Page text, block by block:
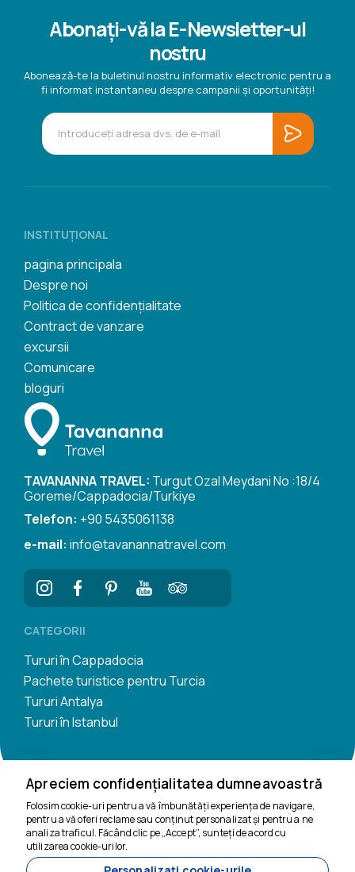
Abonați-vă la E-Newsletter-ul
nostru
Abonează-te la buletinul nostru informativ electronic pentru a
fi informat instantaneu despre campanii și oportunități!
INSTITUŢIONAL
pagina principala
Despre noi
Politica de confidențialitate
Contract de vanzare
excursii
Comunicare
bloguri
TAVANANNA TRAVEL: Turgut Ozal Meydani No :18/4
Goreme/Cappadocia/Turkiye
Telefon: +90 5435061138
e-mail: info@tavanannatravel.com
CATEGORII
Tururi în Cappadocia
Pachete turistice pentru Turcia
Tururi Antalya
Tururi în Istanbul
Apreciem confidențialitatea dumneavoastră
Folosim cookie-uri pentru a vă îmbunătăți experiența de navigare,
pentru a vă oferi reclame sau conținut personalizat și pentru a ne
analiza traficul. Făcând clic pe „Accept”, sunteți de acord cu
utilizarea cookie-urilor.
Suntem aici să te
ajutăm